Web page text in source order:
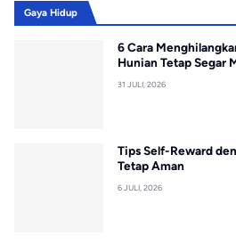
Gaya Hidup
6 Cara
Hunian Tetap Segar
31 JULI, 2026
Tips Self-Reward
Tetap Aman
6 JULI, 2026